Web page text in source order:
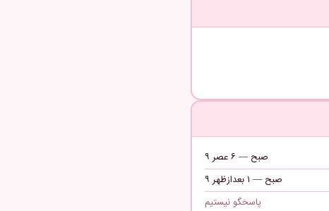
۹ صبح — ۶ عصر
۹ صبح — ۱ بعدازظهر
پاسخگو نیستیم